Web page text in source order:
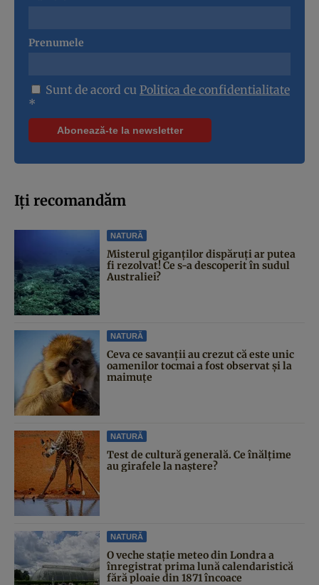
Prenumele
Sunt de acord cu Politica de confidentialitate
*
Iți recomandăm
NATURĂ
Misterul giganților dispăruți ar putea
fi rezolvat! Ce s-a descoperit în sudul
Australiei?
NATURĂ
Ceva ce savanții au crezut că este unic
oamenilor tocmai a fost observat și la
maimuțe
NATURĂ
Test de cultură generală. Ce înălțime
au girafele la naștere?
NATURĂ
O veche stație meteo din Londra a
înregistrat prima lună calendaristică
fără ploaie din 1871 încoace